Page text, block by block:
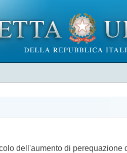
dell'aumento di